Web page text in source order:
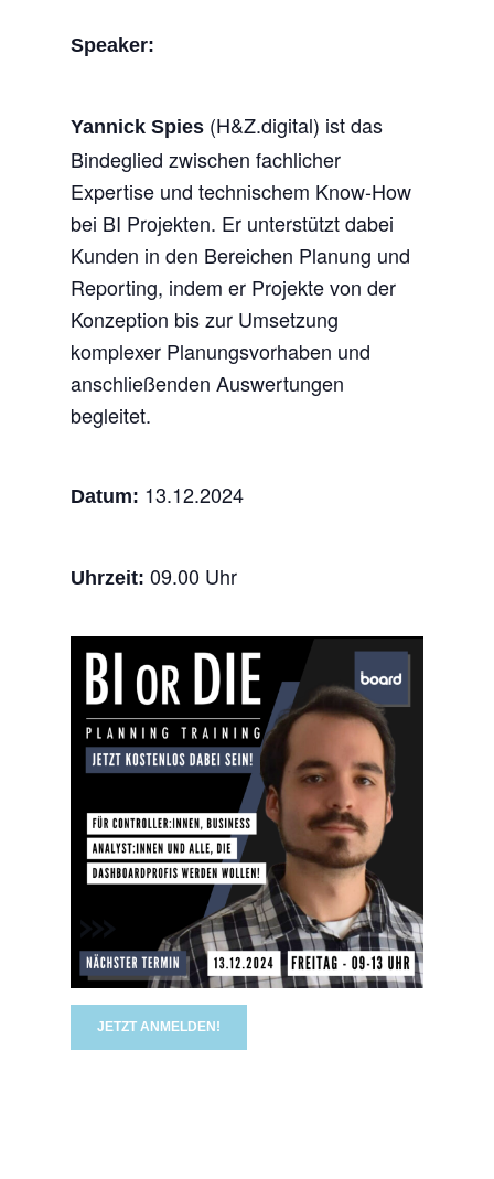
Speaker:
Yannick Spies (H&Z.digital) ist das
Bindeglied zwischen fachlicher
Expertise und technischem Know-How
bei BI Projekten. Er unterstützt dabei
Kunden in den Bereichen Planung und
Reporting, indem er Projekte von der
Konzeption bis zur Umsetzung
komplexer Planungsvorhaben und
anschließenden Auswertungen
begleitet.
Datum: 13.12.2024
Uhrzeit: 09.00 Uhr
JETZT ANMELDEN!